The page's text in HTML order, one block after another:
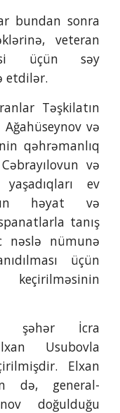
bundan sonra
veteran
üçün səy
etdilər.
Təşkilatın
və
qəhrəmanlıq
və
ev
həyat və
tanış
nəslə nümunə
üçün
keçirilməsinin
şəhər İcra
Usubovla
Elxan
də, general-
doğulduğu